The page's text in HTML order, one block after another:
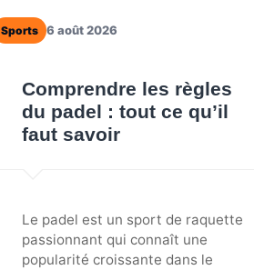
Sports 6 août 2026
Comprendre les règles
du padel : tout ce qu’il
faut savoir
Le padel est un sport de raquette
passionnant qui connaît une
popularité croissante dans le